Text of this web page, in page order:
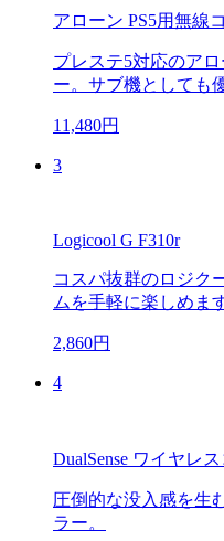
アローン PS5用無線
プレステ5対応のア
ー。サブ機としても
11,480円
3
Logicool G F310r
コスパ抜群のロジク
ムを手軽に楽しめま
2,860円
4
DualSense ワイヤレ
圧倒的な没入感を生
ラー。